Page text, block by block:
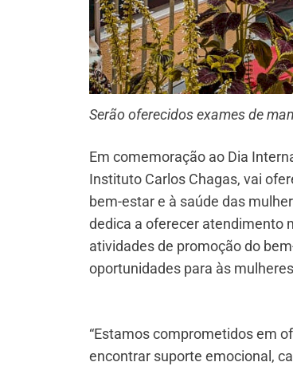
Serão oferecidos exames de
Em comemoração ao Dia
Instituto Carlos Chagas, vai
bem-estar e à saúde das
dedica a oferecer atendimento
atividades de promoção do
oportunidades para às
“Estamos comprometidos em
encontrar suporte emocional,